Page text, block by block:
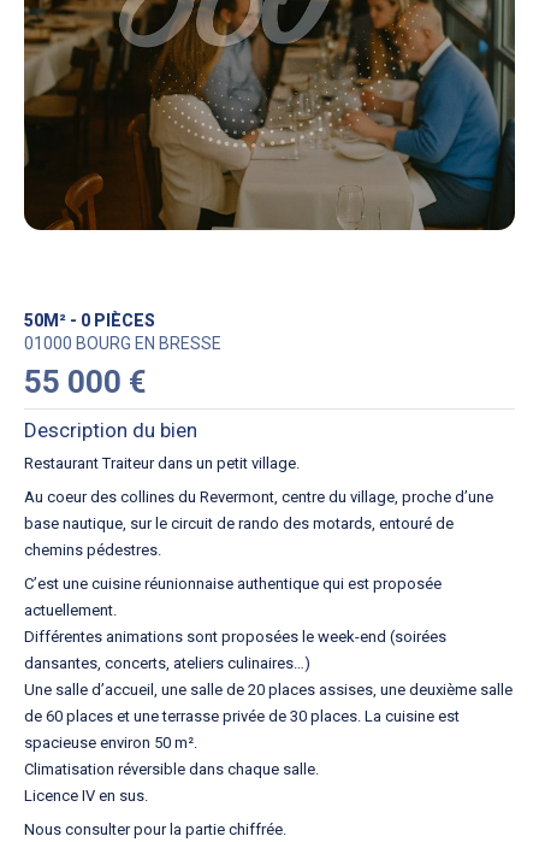
50M² - 0 PIÈCES
01000 BOURG EN BRESSE
55 000 €
Description du bien
Restaurant Traiteur dans un petit village.
Au coeur des collines du Revermont, centre du village, proche d’une
base nautique, sur le circuit de rando des motards, entouré de
chemins pédestres.
C’est une cuisine réunionnaise authentique qui est proposée
actuellement.
Différentes animations sont proposées le week-end (soirées
dansantes, concerts, ateliers culinaires…)
Une salle d’accueil, une salle de 20 places assises, une deuxième salle
de 60 places et une terrasse privée de 30 places. La cuisine est
spacieuse environ 50 m².
Climatisation réversible dans chaque salle.
Licence IV en sus.
Nous consulter pour la partie chiffrée.